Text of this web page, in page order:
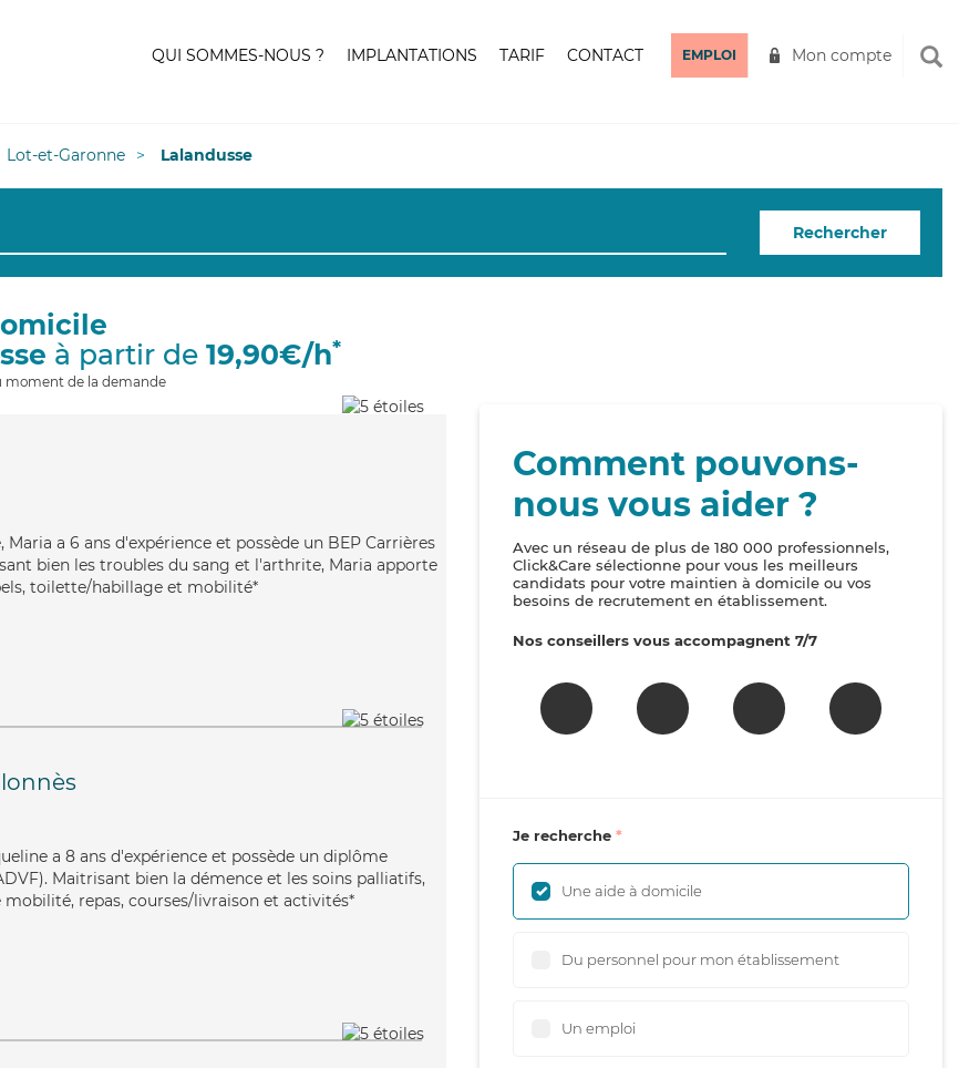
QUI SOMMES-NOUS ? IMPLANTATIONS TARIF CONTACT EMPLOI Mon compte
Lot-et-Garonne Lalandusse
Rechercher
à partir de 19,90€/h*
moment de la demande
a 6 ans d'expérience et possède un BEP Carrières
bien les troubles du sang et l'arthrite, Maria apporte
toilette/habillage et mobilité*
a 8 ans d'expérience et possède un diplôme
Maitrisant bien la démence et les soins palliatifs,
mobilité, repas, courses/livraison et activités*
Comment pouvons-
nous vous aider ?
Avec un réseau de plus de 180 000 professionnels,
Click&Care sélectionne pour vous les meilleurs
candidats pour votre maintien à domicile ou vos
besoins de recrutement en établissement.
Nos conseillers vous accompagnent 7/7
Je recherche
Une aide à domicile
Du personnel pour mon établissement
Un emploi